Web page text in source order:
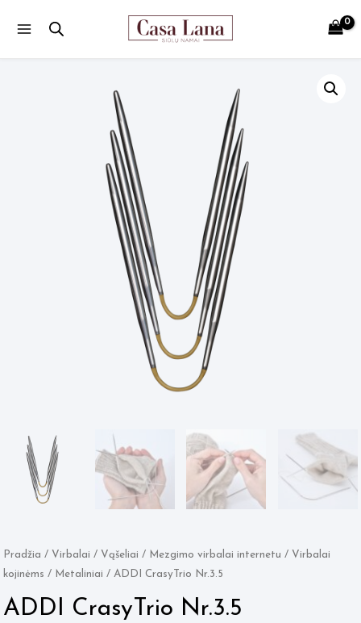
Pradžia / Virbalai / Vąšeliai / Mezgimo virbalai internetu / Virbalai
kojinėms / Metaliniai / ADDI CrasyTrio Nr.3.5
ADDI CrasyTrio Nr.3.5